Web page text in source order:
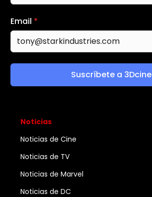
Email *
Suscríbete a 3Dcine
Noticias
Noticias de Cine
Noticias de TV
Noticias de Marvel
Noticias de DC